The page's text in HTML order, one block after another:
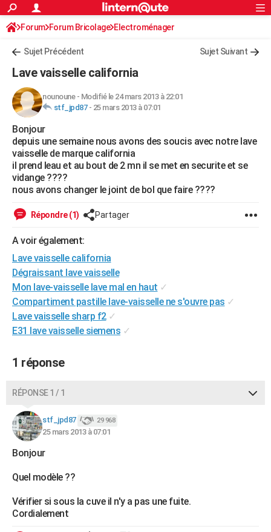
ACTUALITÉS
Politique
Société
Faits Divers
Education
Monde
Villes
+
FINANCE
Retraite
Impôts
Epargne
Immobilier
Risques naturels par ville
Banque
Assurance
Crédit
AUTO
Essais
Réserver un essai
Citadines
Berlines
SUV
Forum auto
+HIGH-TECH
Mobiles
Meilleur smartphone
Internet
Ordinateurs
Jeux vidéo
Guide high-tech
+BRICOLAGE
Forum
Aménagement intérieur
Extérieur
Cuisine
Salle de bains
Jardinage
Rangement
WEEK-END
Guides de France
Escapades
Patrimoine
Expositions
Musées
Week-end nature
LIFESTYLE
SANTE
Alimentation
Guide de la santé
Maladies
Médicaments
Sommeil
VOYAGE
Destinations
City break
Voyage nature
Voyage de noces
Forum
Climat
+PHOTO
GUIDES D'ACHAT
BONS PLANS
CARTE DE VOEUX
COPAINS D'AVANT
S'inscrire
Se connecter
Lycées
Collèges
Primaires
Universités
Entreprises
Service militaire
Avis de recherche
AVIS DE DÉCÈS
FORUM
Bricolage
Lifestyle
Culture
Sport
Auto
Television
Voyage
Cinema
S'inscrire
Connexion
Forum Forum Bricolage Electroménager
Sujet Précédent Sujet Suivant
Lave vaisselle california
nounoune- Modifié le 24 mars 2013 à 22:01
stf_jpd87- 25 mars 2013 à 07:01
Bonjour
depuis une semaine nous avons des soucis avec notre lave
vaisselle de marque california
il prend leau et au bout de 2 mn il se met en securite et se
vidange ????
nous avons changer le joint de bol que faire ????
Répondre (1) Partager
A voir également:
Lave vaisselle california
Dégraissant lave vaisselle
Mon lave-vaisselle lave mal en haut ✓
Compartiment pastille lave-vaisselle ne s'ouvre pas ✓
Lave vaisselle sharp f2 ✓
E31 lave vaisselle siemens ✓
1 réponse
RÉPONSE 1 / 1
stf_jpd87 29 968
25 mars 2013 à 07:01
Bonjour
Quel modèle ??
Vérifier si sous la cuve il n'y a pas une fuite.
Cordialement